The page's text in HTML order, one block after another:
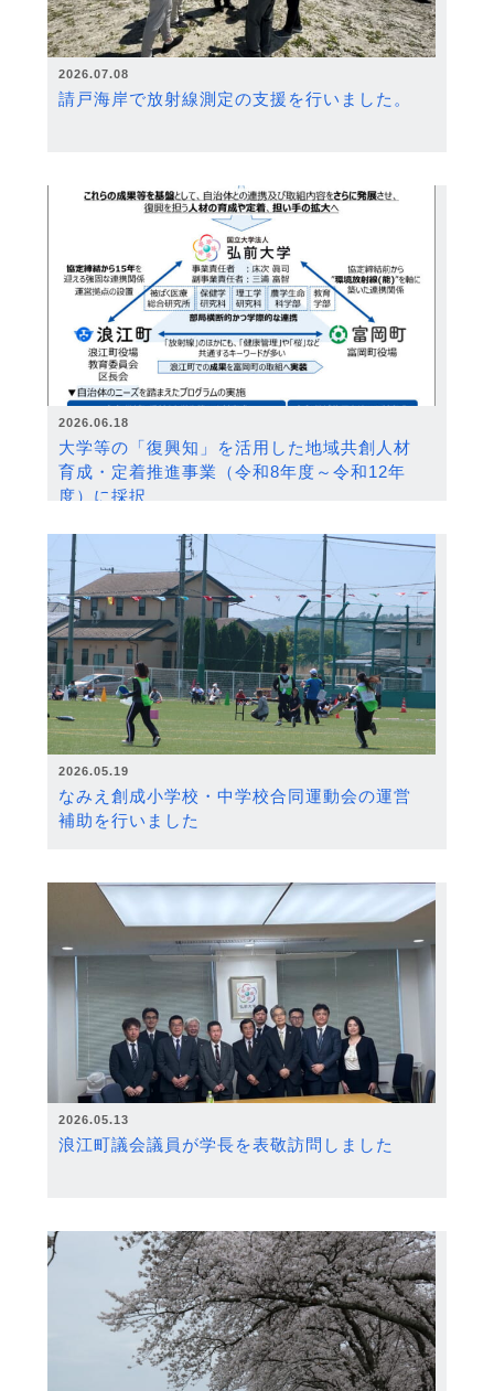
2026.07.08
請戸海岸で放射線測定の支援を行いました。
2026.06.18
大学等の「復興知」を活用した地域共創人材
育成・定着推進事業（令和8年度～令和12年
度）に採択
2026.05.19
なみえ創成小学校・中学校合同運動会の運営
補助を行いました
2026.05.13
浪江町議会議員が学長を表敬訪問しました